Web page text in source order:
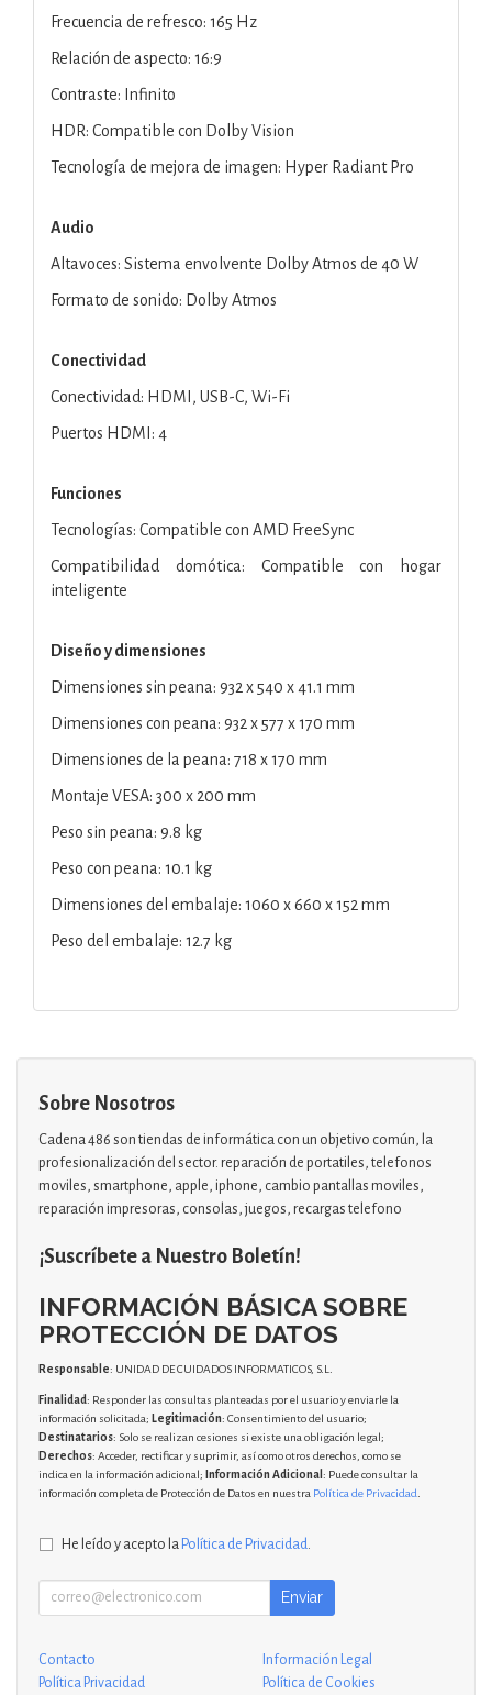
Frecuencia de refresco: 165 Hz
Relación de aspecto: 16:9
Contraste: Infinito
HDR: Compatible con Dolby Vision
Tecnología de mejora de imagen: Hyper Radiant Pro
Audio
Altavoces: Sistema envolvente Dolby Atmos de 40 W
Formato de sonido: Dolby Atmos
Conectividad
Conectividad: HDMI, USB-C, Wi-Fi
Puertos HDMI: 4
Funciones
Tecnologías: Compatible con AMD FreeSync
Compatibilidad domótica: Compatible con hogar
inteligente
Diseño y dimensiones
Dimensiones sin peana: 932 x 540 x 41.1 mm
Dimensiones con peana: 932 x 577 x 170 mm
Dimensiones de la peana: 718 x 170 mm
Montaje VESA: 300 x 200 mm
Peso sin peana: 9.8 kg
Peso con peana: 10.1 kg
Dimensiones del embalaje: 1060 x 660 x 152 mm
Peso del embalaje: 12.7 kg
Sobre Nosotros
Cadena 486 son tiendas de informática con un objetivo común, la
profesionalización del sector. reparación de portatiles, telefonos
moviles, smartphone, apple, iphone, cambio pantallas moviles,
reparación impresoras, consolas, juegos, recargas telefono
¡Suscríbete a Nuestro Boletín!
INFORMACIÓN BÁSICA SOBRE
PROTECCIÓN DE DATOS
Responsable: UNIDAD DE CUIDADOS INFORMATICOS, S.L.
Finalidad: Responder las consultas planteadas por el usuario y enviarle la
información solicitada; Legitimación: Consentimiento del usuario;
Destinatarios: Solo se realizan cesiones si existe una obligación legal;
Derechos: Acceder, rectificar y suprimir, así como otros derechos, como se
indica en la información adicional; Información Adicional : Puede consultar la
información completa de Protección de Datos en nuestra Política de Privacidad
He leído y acepto la Política de Privacidad
Enviar
Contacto
Información Legal
Política Privacidad
Política de Cookies